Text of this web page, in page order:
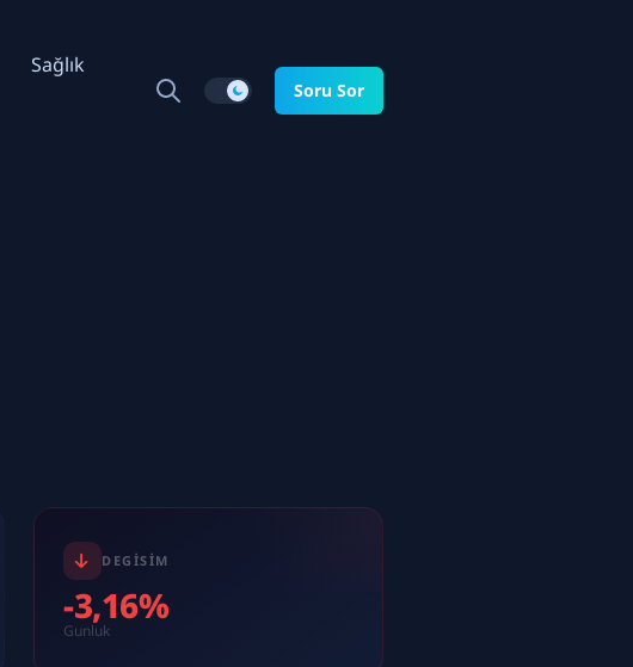
Sağlık
Soru Sor
DEGISIM
-3,16%
Gunluk